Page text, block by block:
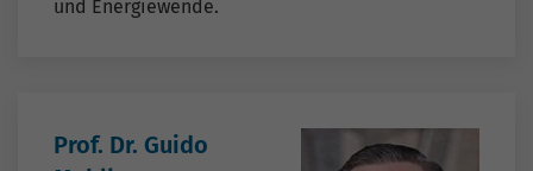
und Energiewende.
Prof. Dr. Guido